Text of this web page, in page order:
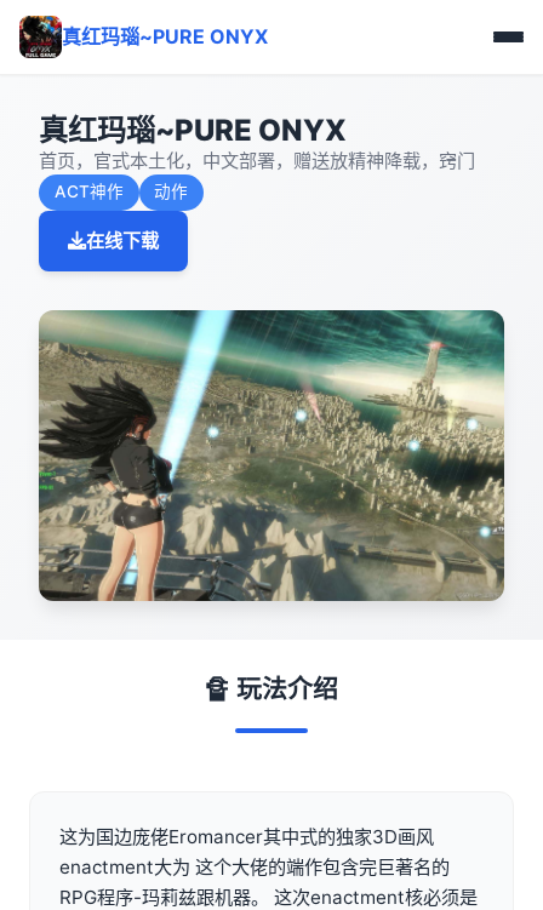
真红玛瑙~PURE ONYX
真红玛瑙~PURE ONYX
首页，官式本土化，中文部署，赠送放精神降载，窍门
ACT神作 动作
在线下载
🔏 玩法介绍
这为国边庞佬Eromancer其中式的独家3D画风
enactment大为 这个大佬的端作包含完巨著名的
RPG程序-玛莉兹跟机器。 这次enactment核必须是